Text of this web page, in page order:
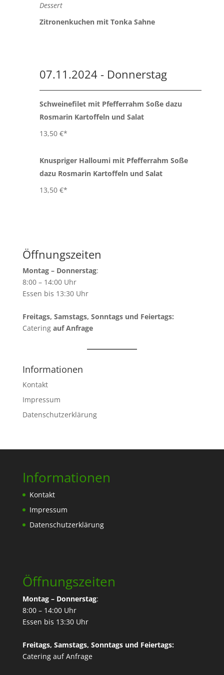
Dessert
Zitronenkuchen mit Tonka Sahne
07.11.2024 - Donnerstag
Schweinefilet mit Pfefferrahm Soße dazu
Rosmarin Kartoffeln und Salat
13,50 €*
Knuspriger Halloumi mit Pfefferrahm Soße
dazu Rosmarin Kartoffeln und Salat
13,50 €*
Öffnungszeiten
Montag – Donnerstag:
8:00 – 14:00 Uhr
Essen bis 13:30 Uhr
Freitags, Samstags, Sonntags und Feiertags:
Catering auf Anfrage
Informationen
Kontakt
Impressum
Datenschutzerklärung
Informationen
Kontakt
Impressum
Datenschutzerklärung
Öffnungszeiten
Montag – Donnerstag:
8:00 – 14:00 Uhr
Essen bis 13:30 Uhr
Freitags, Samstags, Sonntags und Feiertags:
Catering auf Anfrage